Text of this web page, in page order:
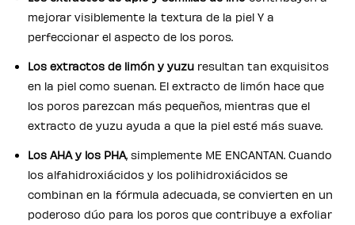
mejorar visiblemente la textura de la piel Y a
perfeccionar el aspecto de los poros.
Los extractos de limón y yuzu resultan tan exquisitos
en la piel como suenan. El extracto de limón hace que
los poros parezcan más pequeños, mientras que el
extracto de yuzu ayuda a que la piel esté más suave.
Los AHA y los PHA, simplemente ME ENCANTAN. Cuando
los alfahidroxiácidos y los polihidroxiácidos se
combinan en la fórmula adecuada, se convierten en un
poderoso dúo para los poros que contribuye a exfoliar